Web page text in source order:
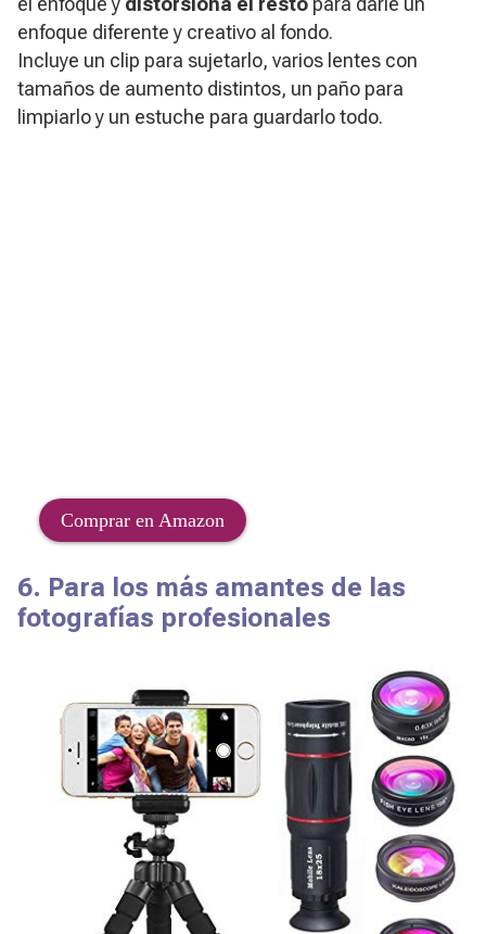
enfoque diferente y creativo al fondo.
Incluye un clip para sujetarlo, varios lentes con
tamaños de aumento distintos, un paño para
limpiarlo y un estuche para guardarlo todo.
Comprar en Amazon
6. Para los más amantes de las
fotografías profesionales